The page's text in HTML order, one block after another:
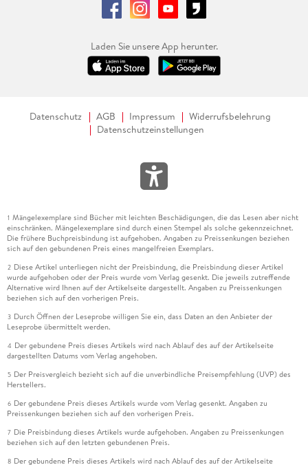
Laden Sie unsere App herunter.
Datenschutz AGB Impressum
Widerrufsbelehrung
Datenschutzeinstellungen
1 Mängelexemplare sind Bücher mit leichten Beschädigungen, die das Lesen aber nicht
einschränken. Mängelexemplare sind durch einen Stempel als solche gekennzeichnet.
Die frühere Buchpreisbindung ist aufgehoben. Angaben zu Preissenkungen beziehen
sich auf den gebundenen Preis eines mangelfreien Exemplars.
2 Diese Artikel unterliegen nicht der Preisbindung, die Preisbindung dieser Artikel
wurde aufgehoben oder der Preis wurde vom Verlag gesenkt. Die jeweils zutreffende
Alternative wird Ihnen auf der Artikelseite dargestellt. Angaben zu Preissenkungen
beziehen sich auf den vorherigen Preis.
3 Durch Öffnen der Leseprobe willigen Sie ein, dass Daten an den Anbieter der
Leseprobe übermittelt werden.
4 Der gebundene Preis dieses Artikels wird nach Ablauf des auf der Artikelseite
dargestellten Datums vom Verlag angehoben.
5 Der Preisvergleich bezieht sich auf die unverbindliche Preisempfehlung (UVP) des
Herstellers.
6 Der gebundene Preis dieses Artikels wurde vom Verlag gesenkt. Angaben zu
Preissenkungen beziehen sich auf den vorherigen Preis.
7 Die Preisbindung dieses Artikels wurde aufgehoben. Angaben zu Preissenkungen
beziehen sich auf den letzten gebundenen Preis.
8 Der gebundene Preis dieses Artikels wird nach Ablauf des auf der Artikelseite